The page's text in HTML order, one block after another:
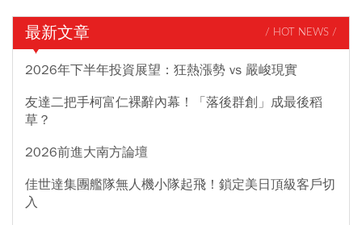
最新文章 / HOT NEWS /
2026年下半年投資展望：狂熱漲勢 vs 嚴峻現實
友達二把手柯富仁裸辭內幕！「落後群創」成最後稻
草？
2026前進大南方論壇
佳世達集團艦隊無人機小隊起飛！鎖定美日頂級客戶切
入